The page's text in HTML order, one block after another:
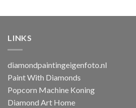
LINKS
diamondpaintingeigenfoto.nl
Paint With Diamonds
Popcorn Machine Koning
Diamond Art Home